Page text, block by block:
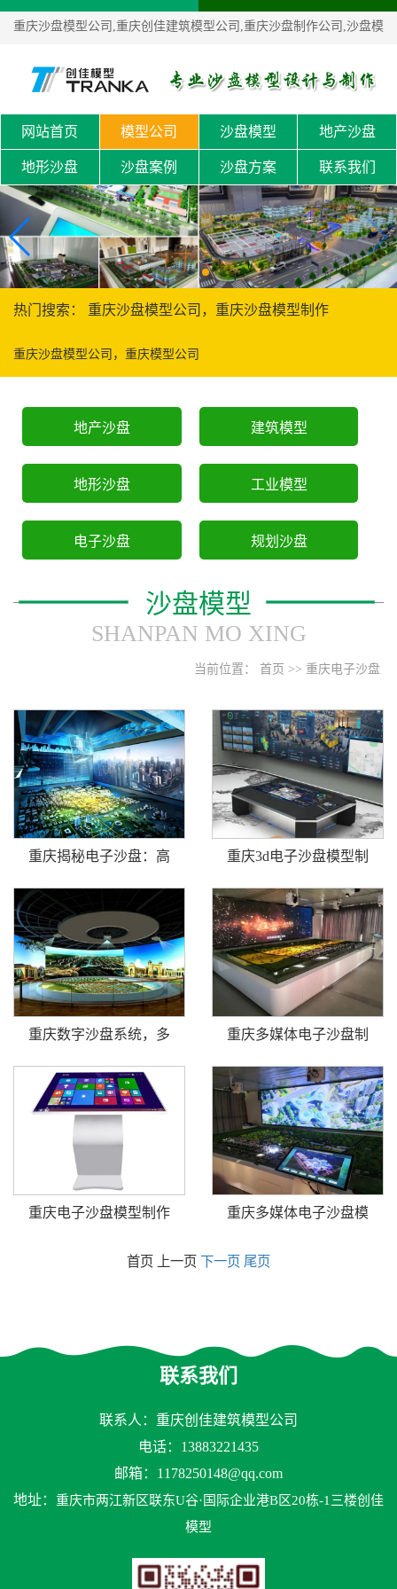
重庆沙盘模型公司,重庆创佳建筑模型公司,重庆沙盘制作公司,沙盘模
型设计制作！
网站首页 模型公司 沙盘模型 地产沙盘
地形沙盘 沙盘案例 沙盘方案 联系我们
热门搜索： 重庆沙盘模型公司，重庆沙盘模型制作
重庆沙盘模型公司，重庆模型公司
地产沙盘 建筑模型
地形沙盘 工业模型
电子沙盘 规划沙盘
沙盘模型
SHANPAN MO XING
当前位置： 首页 >> 重庆电子沙盘
重庆揭秘电子沙盘：高 重庆3d电子沙盘模型制
重庆数字沙盘系统，多 重庆多媒体电子沙盘制
重庆电子沙盘模型制作 重庆多媒体电子沙盘模
首页 上一页 下一页 尾页
联系我们
联系人：重庆创佳建筑模型公司
电话：13883221435
邮箱： 1178250148@qq.com
地址： 重庆市两江新区联东U谷·国际企业港B区20栋-1三楼创佳
模型